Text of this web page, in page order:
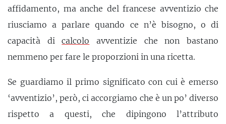
affidamento, ma anche del francese avventizio che
riusciamo a parlare quando ce n’è bisogno, o di
capacità dicalcolo avventizie che non bastano
nemmeno per fare le proporzioni in una ricetta.
Se guardiamo il primo significato con cui è emerso
‘avventizio’, però, ci accorgiamo che è un po’ diverso
rispetto a questi, che dipingono l’attributo